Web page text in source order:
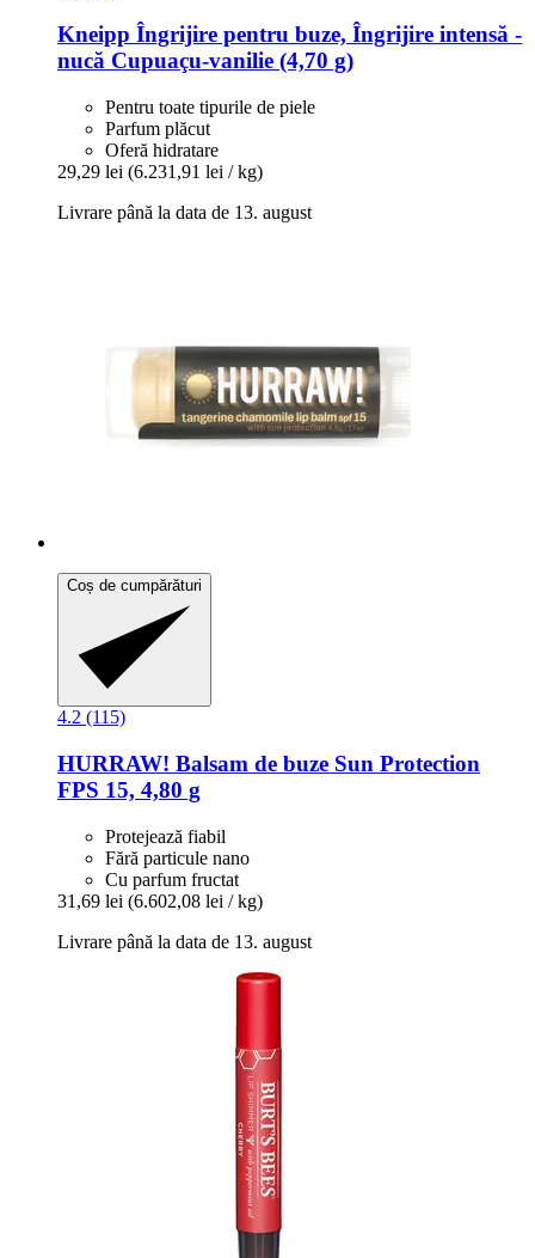
Kneipp Îngrijire pentru buze, Îngrijire intensă -​
nucă Cupuaçu-​vanilie (4,70 g)
Pentru toate tipurile de piele
Parfum plăcut
Oferă hidratare
29,29 lei (6.231,91 lei / kg)
Livrare până la data de 13. august
Coș de cumpărături
4.2 (115)
HURRAW! Balsam de buze Sun Protection
FPS 15, 4,80 g
Protejează fiabil
Fără particule nano
Cu parfum fructat
31,69 lei (6.602,08 lei / kg)
Livrare până la data de 13. august